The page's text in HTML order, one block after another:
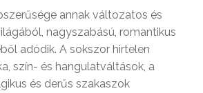
annak változatos és
nagyszabású, romantikus
adódik. A sokszor hirtelen
szín- és hangulatváltások, a
és derűs szakaszok